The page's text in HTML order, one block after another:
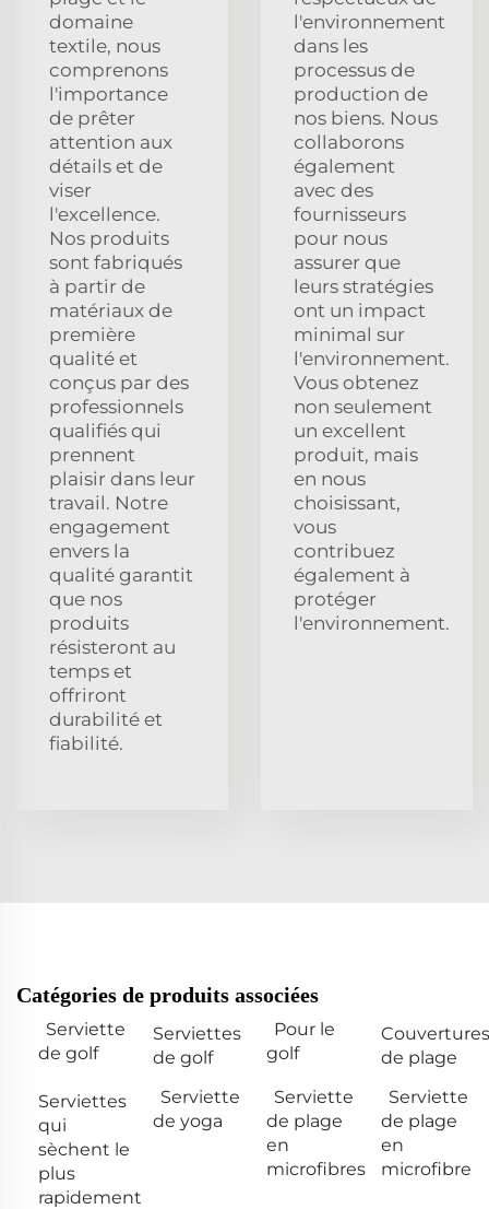
domaine
textile, nous
comprenons
l'importance
de prêter
attention aux
détails et de
viser
l'excellence.
Nos produits
sont fabriqués
à partir de
matériaux de
première
qualité et
conçus par des
professionnels
qualifiés qui
prennent
plaisir dans leur
travail. Notre
engagement
envers la
qualité garantit
que nos
produits
résisteront au
temps et
offriront
durabilité et
fiabilité.
l'environnement
dans les
processus de
production de
nos biens. Nous
collaborons
également
avec des
fournisseurs
pour nous
assurer que
leurs stratégies
ont un impact
minimal sur
l'environnement.
Vous obtenez
non seulement
un excellent
produit, mais
en nous
choisissant,
vous
contribuez
également à
protéger
l'environnement.
Catégories de produits associées
Serviette
de golf
Serviettes
de golf
Pour le
golf
Couvertures
de plage
Serviettes
qui
sèchent le
plus
rapidement
Serviette
de yoga
Serviette
de plage
en
microfibres
Serviette
de plage
en
microfibre